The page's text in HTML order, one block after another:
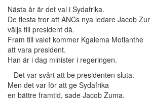
Nästa år är det val i Sydafrika.
De flesta tror att ANCs nya ledare Jacob
väljs till president då.
Fram till valet kommer Kgalema Motlanthe
att vara president.
Han är i dag minister i regeringen.
– Det var svårt att be presidenten sluta.
Men det var för att ge Sydafrika
en bättre framtid, sade Jacob Zuma.